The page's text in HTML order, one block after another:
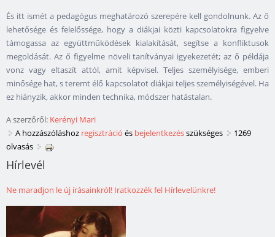
És itt ismét a pedagógus meghatározó szerepére kell gondolnunk. Az ő
lehetősége és felelőssége, hogy a diákjai közti kapcsolatokra figyelve
támogassa az együttműködések kialakítását, segítse a konfliktusok
megoldását. Az ő figyelme növeli tanítványai igyekezetét; az ő példája
vonz vagy eltaszít attól, amit képvisel. Teljes személyisége, emberi
minősége hat, s teremt élő kapcsolatot diákjai teljes személyiségével. Ha
ez hiányzik, akkor minden technika, módszer hatástalan.
A szerzőről: Kerényi Mari
A hozzászóláshoz regisztráció és bejelentkezésszükséges
1269
olvasás
Hírlevél
Ne maradjon le új írásainkról! Iratkozzék fel Hírlevelünkre!